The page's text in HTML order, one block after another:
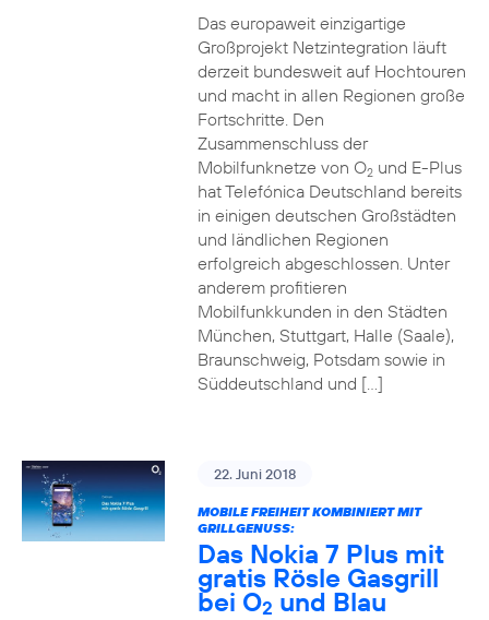
Das europaweit einzigartige
Großprojekt Netzintegration läuft
derzeit bundesweit auf Hochtouren
und macht in allen Regionen große
Fortschritte. Den
Zusammenschluss der
Mobilfunknetze von O2und E-Plus
hat Telefónica Deutschland bereits
in einigen deutschen Großstädten
und ländlichen Regionen
erfolgreich abgeschlossen. Unter
anderem profitieren
Mobilfunkkunden in den Städten
München, Stuttgart, Halle (Saale),
Braunschweig, Potsdam sowie in
Süddeutschland und […]
22. Juni 2018
MOBILE FREIHEIT KOMBINIERT MIT
GRILLGENUSS:
Das Nokia 7 Plus mit
gratis Rösle Gasgrill
bei O2 und Blau